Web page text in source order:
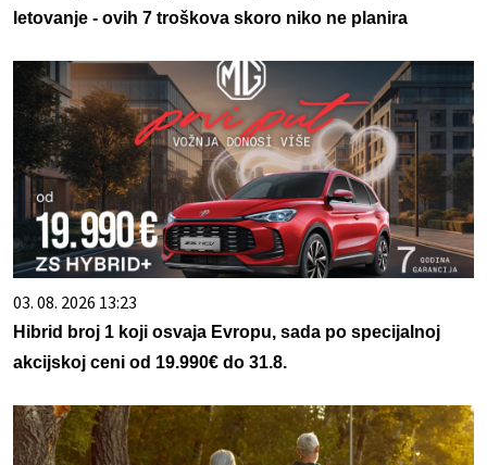
letovanje - ovih 7 troškova skoro niko ne planira
03. 08. 2026 13:23
Hibrid broj 1 koji osvaja Evropu, sada po specijalnoj
akcijskoj ceni od 19.990€ do 31.8.